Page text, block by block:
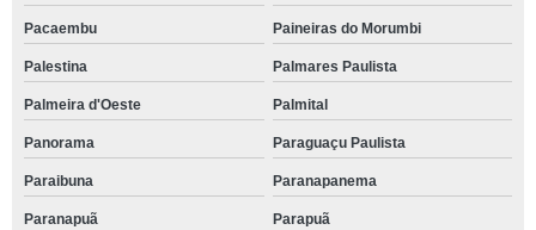
Pacaembu Paineiras do Morumbi
Palestina Palmares Paulista
Palmeira d'Oeste Palmital
Panorama Paraguaçu Paulista
Paraibuna Paranapanema
Paranapuã Parapuã